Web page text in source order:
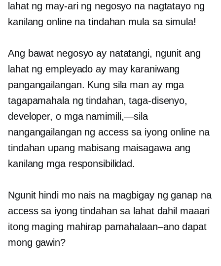
lahat ng may-ari ng negosyo na nagtatayo ng
kanilang online na tindahan mula sa simula!
Ang bawat negosyo ay natatangi, ngunit ang
lahat ng empleyado ay may karaniwang
pangangailangan. Kung sila man ay mga
tagapamahala ng tindahan, taga-disenyo,
developer, o mga namimili,—sila
nangangailangan ng access sa iyong online na
tindahan upang mabisang maisagawa ang
kanilang mga responsibilidad.
Ngunit hindi mo nais na magbigay ng ganap na
access sa iyong tindahan sa lahat dahil maaari
itong maging mahirap pamahalaan–anodapat
mong gawin?